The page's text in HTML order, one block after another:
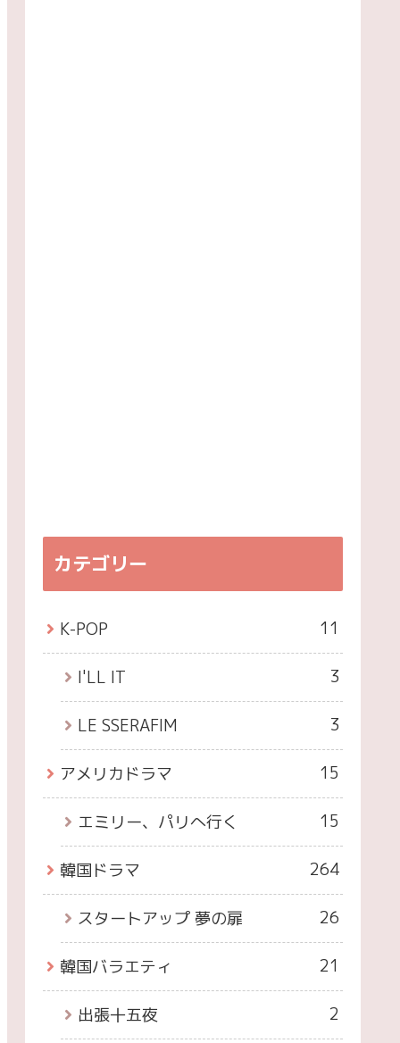
カテゴリー
K-POP 11
I'LL IT 3
LE SSERAFIM 3
アメリカドラマ 15
エミリー、パリへ行く 15
韓国ドラマ 264
スタートアップ 夢の扉 26
韓国バラエティ 21
出張十五夜 2